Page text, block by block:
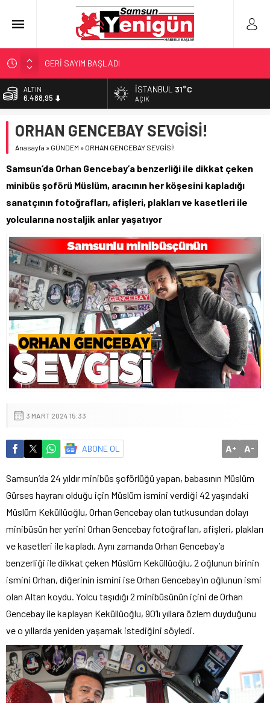
GERİ SAYIM BAŞLADI
SAMSUNSPOR’DA HEDEF 5’İNCİLİK!
‘BAFRA’YA YATIRIM YAPIN!’
YÖNETİCİ SEÇERKEN YAPILAN EN BÜYÜK HATALAR
BİST
13.798,82
47,5939
EURO
6.488,95
İSTANBUL 31°C
AÇIK
ORHAN GENCEBAY SEVGİSİ!
Anasayfa » GÜNDEM » ORHAN GENCEBAY SEVGİSİ!
Samsun’da Orhan Gencebay’a benzerliği ile dikkat çeken
minibüs şoförü Müslüm, aracının her köşesini kapladığı
sanatçının fotoğrafları, afişleri, plakları ve kasetleri ile
yolcularına nostaljik anlar yaşatıyor
3 MART 2024 15:33
ABONE OL A+ A-
Samsun’da 24 yıldır minibüs şoförlüğü yapan, babasının Müslüm
Gürses hayranı olduğu için Müslüm ismini verdiği 42 yaşındaki
Müslüm Keküllüoğlu, Orhan Gencebay olan tutkusundan dolayı
minibüsün her yerini Orhan Gencebay fotoğrafları, afişleri, plakları
ve kasetleri ile kapladı. Aynı zamanda Orhan Gencebay’a
benzerliği ile dikkat çeken Müslüm Keküllüoğlu, 2 oğlunun birinin
ismini Orhan, diğerinin ismini ise Orhan Gencebay’ın oğlunun ismi
olan Altan koydu. Yolcu taşıdığı 2 minibüsünün içini de Orhan
Gencebay ile kaplayan Keküllüoğlu, 90’lı yıllara özlem duyduğunu
ve o yıllarda yeniden yaşamak istediğini söyledi.